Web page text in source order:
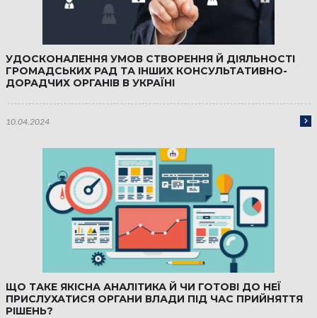
УДОСКОНАЛЕННЯ УМОВ СТВОРЕННЯ Й ДІЯЛЬНОСТІ
ГРОМАДСЬКИХ РАД ТА ІНШИХ КОНСУЛЬТАТИВНО-
ДОРАДЧИХ ОРГАНІВ В УКРАЇНІ
10.04.2024
ЩО ТАКЕ ЯКІСНА АНАЛІТИКА Й ЧИ ГОТОВІ ДО НЕЇ
ПРИСЛУХАТИСЯ ОРГАНИ ВЛАДИ ПІД ЧАС ПРИЙНЯТТЯ
РІШЕНЬ?